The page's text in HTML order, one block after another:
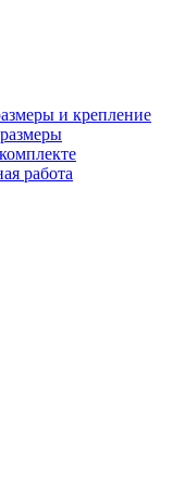
и крепление
работа